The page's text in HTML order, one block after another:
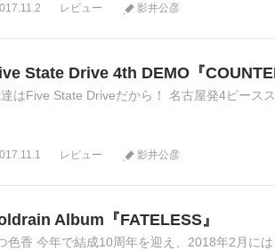
レビュー 影井公彦
State Drive 4th DEMO『
はFive State Driveだから！ 名古屋発4ピース
レビュー 影井公彦
Album『FATELESS』
色香 今年で結成10周年を迎え、2018年2月に